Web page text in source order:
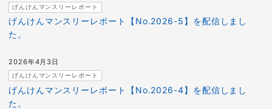
げんけんマンスリーレポート【No.2026-5】を配信しまし
た。
げんけんマンスリーレポート
げんけんマンスリーレポート【No.2026-4】を配信しまし
た。
げんけんマンスリーレポート
2026年4月3日